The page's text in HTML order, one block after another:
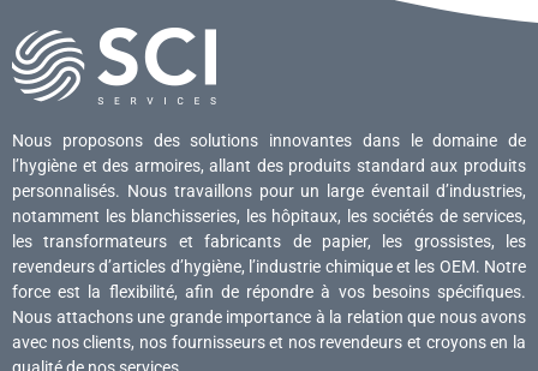
Nous proposons des solutions innovantes dans le domaine de
l’hygiène et des armoires, allant des produits standard aux produits
personnalisés. Nous travaillons pour un large éventail d’industries,
notamment les blanchisseries, les hôpitaux, les sociétés de services,
les transformateurs et fabricants de papier, les grossistes, les
revendeurs d’articles d’hygiène, l’industrie chimique et les OEM. Notre
force est la flexibilité, afin de répondre à vos besoins spécifiques.
Nous attachons une grande importance à la relation que nous avons
avec nos clients, nos fournisseurs et nos revendeurs et croyons en la